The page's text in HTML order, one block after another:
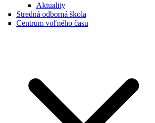
Aktuality
Stredná odborná škola
Centrum voľného času